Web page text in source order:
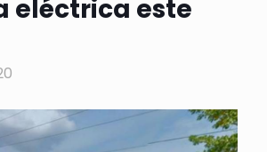
eléctrica este